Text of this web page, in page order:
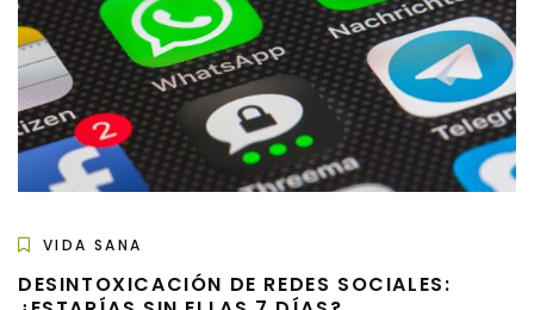
VIDA SANA
DESINTOXICACIÓN DE REDES SOCIALES: